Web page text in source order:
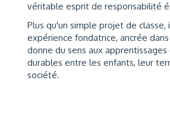
véritable esprit de responsabilité
Plus qu'un simple projet de classe,
expérience fondatrice, ancrée
donne du sens aux
durables entre les enfants, leur
société.